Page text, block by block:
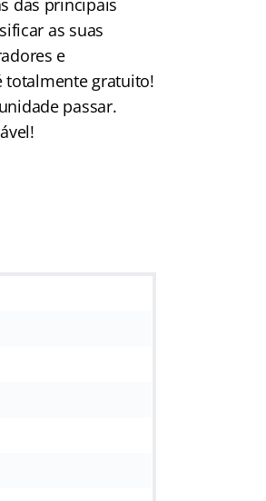
das principais
as suas
e
totalmente gratuito!
passar.